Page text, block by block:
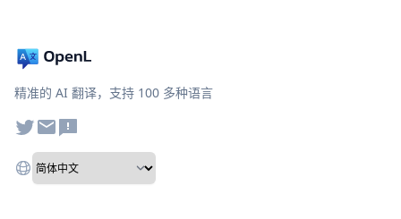
精准的 AI 翻译，支持 100 多种语言